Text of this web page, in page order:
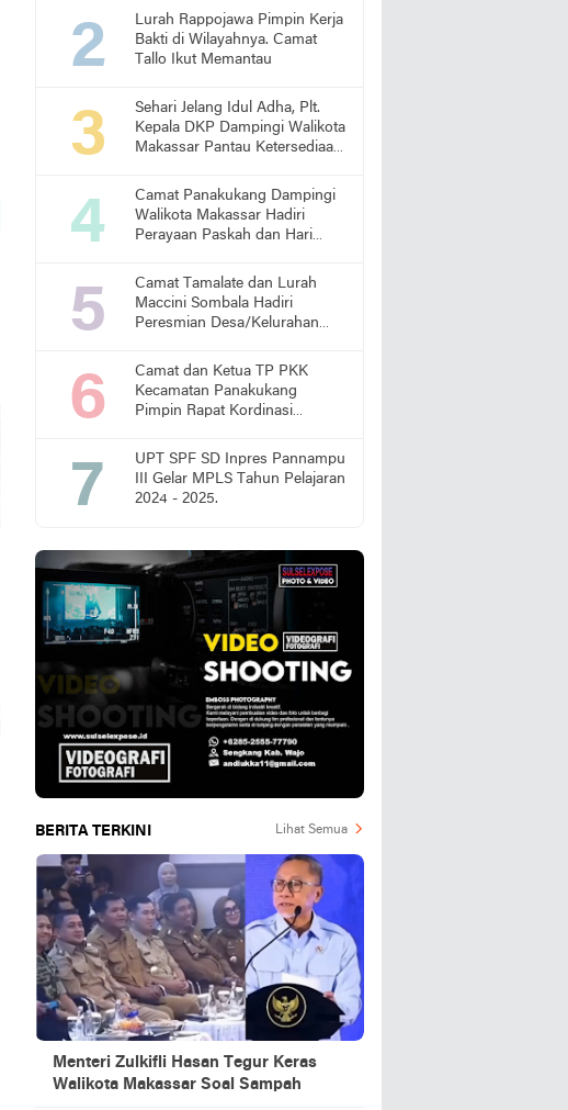
Lurah Rappojawa Pimpin Kerja
Bakti di Wilayahnya. Camat
Tallo Ikut Memantau
Sehari Jelang Idul Adha, Plt.
Kepala DKP Dampingi Walikota
Makassar Pantau Ketersediaan
Camat Panakukang Dampingi
Walikota Makassar Hadiri
Perayaan Paskah dan Hari
Camat Tamalate dan Lurah
Maccini Sombala Hadiri
Peresmian Desa/Kelurahan
Camat dan Ketua TP PKK
Kecamatan Panakukang
Pimpin Rapat Kordinasi
Stunting
UPT SPF SD Inpres Pannampu
III Gelar MPLS Tahun Pelajaran
2024 - 2025.
BERITA TERKINI Lihat Semua
Menteri Zulkifli Hasan Tegur Keras
Walikota Makassar Soal Sampah